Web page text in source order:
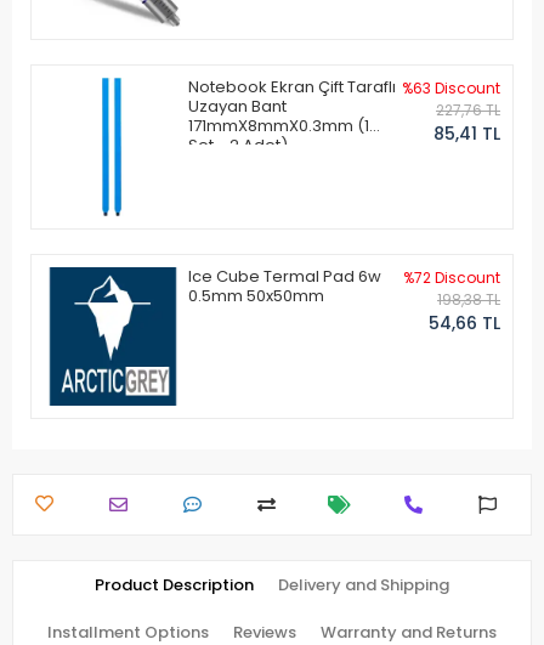
Notebook Ekran Çift Taraflı
Uzayan Bant
171mmX8mmX0.3mm (1
Set - 2 Adet)
%63 Discount
227,76 TL
85,41 TL
Ice Cube Termal Pad 6w
0.5mm 50x50mm
%72 Discount
198,38 TL
54,66 TL
Product Description Delivery and Shipping
Installment Options Reviews Warranty and Returns